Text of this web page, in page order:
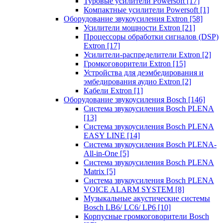
Компактные усилители Powersoft [1]
Оборудование звукоусиления Extron [58]
Усилители мощности Extron [21]
Процессоры обработки сигналов (DSP)
Extron [17]
Усилители-распределители Extron [2]
Громкоговорители Extron [15]
Устройства для деэмбедирования и
эмбедирования аудио Extron [2]
Кабели Extron [1]
Оборудование звукоусиления Bosch [146]
Система звукоусиления Bosch PLENA
[13]
Система звукоусиления Bosch PLENA
EASY LINE [14]
Система звукоусиления Bosch PLENA-
All-in-One [5]
Система звукоусиления Bosch PLENA
Matrix [5]
Система звукоусиления Bosch PLENA
VOICE ALARM SYSTEM [8]
Музыкальные акустические системы
Bosch LB6/ LC6/ LP6 [10]
Корпусные громкоговорители Bosch